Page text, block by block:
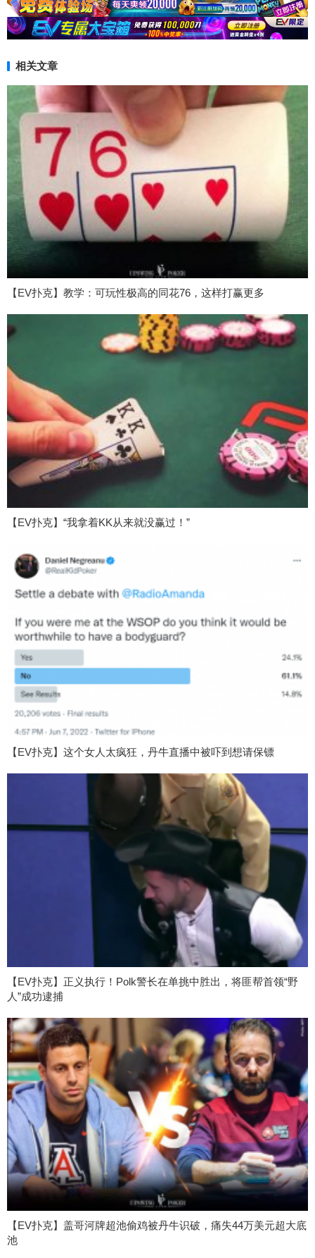
相关文章
【EV扑克】教学：可玩性极高的同花76，这样打赢更多
【EV扑克】“我拿着KK从来就没赢过！”
【EV扑克】这个女人太疯狂，丹牛直播中被吓到想请保镖
【EV扑克】正义执行！Polk警长在单挑中胜出，将匪帮首领“野
人”成功逮捕
【EV扑克】盖哥河牌超池偷鸡被丹牛识破，痛失44万美元超大底
池